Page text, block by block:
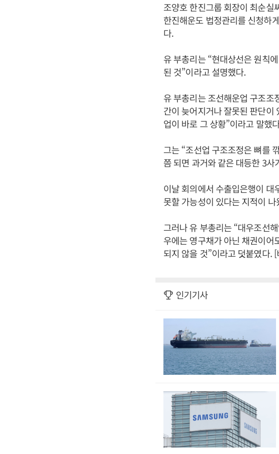
조양호 한진그룹 회장이 최순
한진해운도 법정관리를 신청하
다.
유 부총리는 “현대상선은 원칙
된 것”이라고 설명했다.
유 부총리는 조선해운업 구조조
간이 늦어지거나 잘못된 판단이
업이 바로 그 상황”이라고 말했
그는 “조선업 구조조정은 뼈를
쯤 되면 과거와 같은 대등한 3
이날 회의에서 수출입은행이 대
못할 가능성이 있다는 지적이 나
그러나 유 부총리는 “대우조선
우에는 영구채가 아닌 채권이어
되지 않을 것”이라고 덧붙였다.
인기기사